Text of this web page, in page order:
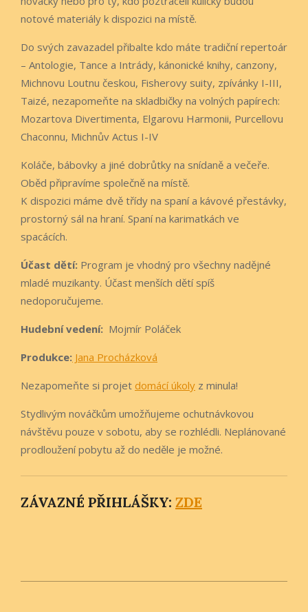
notové materiály k dispozici na místě.
Do svých zavazadel přibalte kdo máte tradiční repertoár
– Antologie, Tance a Intrády, kánonické knihy, canzony,
Michnovu Loutnu českou, Fisherovy suity, zpívánky I-III,
Taizé, nezapomeňte na skladbičky na volných papírech:
Mozartova Divertimenta, Elgarovu Harmonii, Purcellovu
Chaconnu, Michnův Actus I-IV
Koláče, bábovky a jiné dobrůtky na snídaně a večeře.
Oběd připravíme společně na místě.
K dispozici máme dvě třídy na spaní a kávové přestávky,
prostorný sál na hraní. Spaní na karimatkách ve
spacácích.
Účast dětí: Program je vhodný pro všechny nadějné
mladé muzikanty. Účast menších dětí spíš
nedoporučujeme.
Hudební vedení: Mojmír Poláček
Produkce: Jana Procházková
Nezapomeňte si projet domácí úkoly z minula!
Stydlivým nováčkům umožňujeme ochutnávkovou
návštěvu pouze v sobotu, aby se rozhlédli. Neplánované
prodloužení pobytu až do neděle je možné.
ZÁVAZNÉ PŘIHLÁŠKY: ZDE